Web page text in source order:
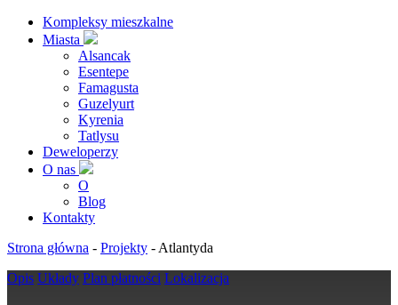
Kompleksy mieszkalne
Miasta
Alsancak
Esentepe
Famagusta
Guzelyurt
Kyrenia
Tatlysu
Deweloperzy
O nas
O
Blog
Kontakty
Strona główna - Projekty - Atlantyda
Opis Układy Plan płatności Lokalizacja